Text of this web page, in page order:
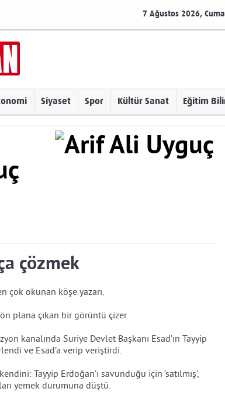
7 Ağustos 2026, Cuma
Siyaset Spor Kültür Sanat Eğitim
çözmek
çok okunan köşe yazarı.
plana çıkan bir görüntü çizer.
kanalında Suriye Devlet Başkanı Esad’ın Tayyip
ve Esad’a verip veriştirdi.
Tayyip Erdoğan’ı savunduğu için ‘satılmış’,
yemek durumuna düştü.